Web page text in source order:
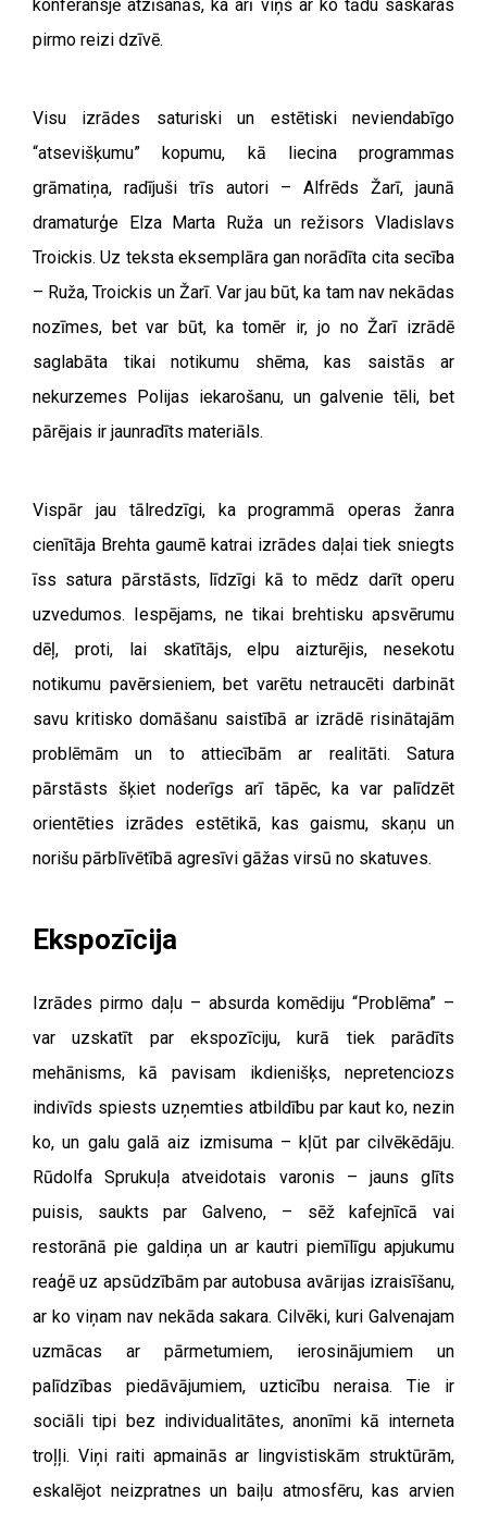
konferansjē atzīšanās, ka arī viņš ar ko tādu saskaras
pirmo reizi dzīvē.
Visu izrādes saturiski un estētiski neviendabīgo
“atsevišķumu” kopumu, kā liecina programmas
grāmatiņa, radījuši trīs autori – Alfrēds Žarī, jaunā
dramaturģe Elza Marta Ruža un režisors Vladislavs
Troickis. Uz teksta eksemplāra gan norādīta cita secība
– Ruža, Troickis un Žarī. Var jau būt, ka tam nav nekādas
nozīmes, bet var būt, ka tomēr ir, jo no Žarī izrādē
saglabāta tikai notikumu shēma, kas saistās ar
nekurzemes Polijas iekarošanu, un galvenie tēli, bet
pārējais ir jaunradīts materiāls.
Vispār jau tālredzīgi, ka programmā operas žanra
cienītāja Brehta gaumē katrai izrādes daļai tiek sniegts
īss satura pārstāsts, līdzīgi kā to mēdz darīt operu
uzvedumos. Iespējams, ne tikai brehtisku apsvērumu
dēļ, proti, lai skatītājs, elpu aizturējis, nesekotu
notikumu pavērsieniem, bet varētu netraucēti darbināt
savu kritisko domāšanu saistībā ar izrādē risinātajām
problēmām un to attiecībām ar realitāti. Satura
pārstāsts šķiet noderīgs arī tāpēc, ka var palīdzēt
orientēties izrādes estētikā, kas gaismu, skaņu un
norišu pārblīvētībā agresīvi gāžas virsū no skatuves.
Ekspozīcija
Izrādes pirmo daļu – absurda komēdiju “Problēma” –
var uzskatīt par ekspozīciju, kurā tiek parādīts
mehānisms, kā pavisam ikdienišķs, nepretenciozs
indivīds spiests uzņemties atbildību par kaut ko, nezin
ko, un galu galā aiz izmisuma – kļūt par cilvēkēdāju.
Rūdolfa Sprukuļa atveidotais varonis – jauns glīts
puisis, saukts par Galveno, – sēž kafejnīcā vai
restorānā pie galdiņa un ar kautri piemīlīgu apjukumu
reaģē uz apsūdzībām par autobusa avārijas izraisīšanu,
ar ko viņam nav nekāda sakara. Cilvēki, kuri Galvenajam
uzmācas ar pārmetumiem, ierosinājumiem un
palīdzības piedāvājumiem, uzticību neraisa. Tie ir
sociāli tipi bez individualitātes, anonīmi kā interneta
troļļi. Viņi raiti apmainās ar lingvistiskām struktūrām,
eskalējot neizpratnes un baiļu atmosfēru, kas arvien